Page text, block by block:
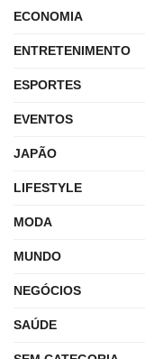
ECONOMIA
ENTRETENIMENTO
ESPORTES
EVENTOS
JAPÃO
LIFESTYLE
MODA
MUNDO
NEGÓCIOS
SAÚDE